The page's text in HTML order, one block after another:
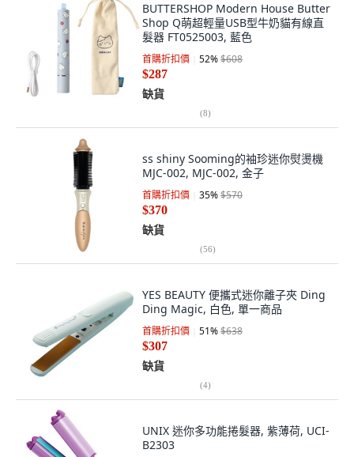
BUTTERSHOP Modern House Butter
Shop Q萌超輕量USB型牛奶貓有線直
髮器 FT0525003, 藍色
首購折扣價 52%$608
$287
缺貨
(8)
ss shiny Sooming的袖珍迷你熨燙機
MJC-002, MJC-002, 金子
首購折扣價 35%$570
$370
缺貨
(56)
YES BEAUTY 便攜式迷你離子夾 Ding
Ding Magic, 白色, 單一商品
首購折扣價 51%$638
$307
缺貨
(4)
UNIX 迷你多功能捲髮器, 紫薄荷, UCI-
B2303